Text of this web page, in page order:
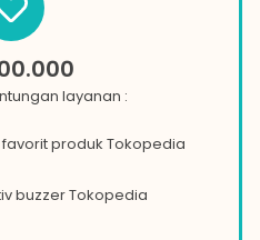
layanan :
favorit produkTokopedia
buzzerTokopedia